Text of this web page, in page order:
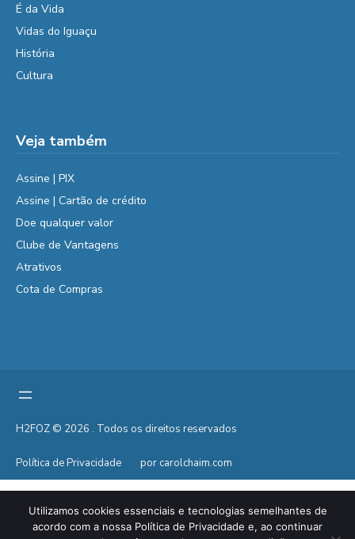
É da Vida
Vidas do Iguaçu
História
Cultura
Veja também
Assine | PIX
Assine | Cartão de crédito
Doe qualquer valor
Clube de Vantagens
Atrativos
Cota de Compras
H2FOZ © 2026 . Todos os direitos reservados
Política de Privacidade por carolchaim.com
Utilizamos cookies essenciais e tecnologias semelhantes de
acordo com a nossa Política de Privacidade e, ao continuar